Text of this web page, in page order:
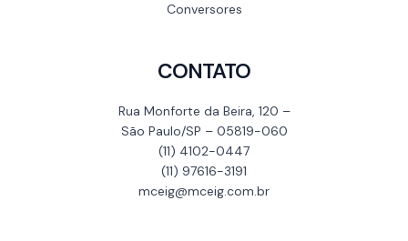
Conversores
CONTATO
Rua Monforte da Beira, 120 –
São Paulo/SP – 05819-060
(11) 4102-0447
(11) 97616-3191
mceig@mceig.com.br